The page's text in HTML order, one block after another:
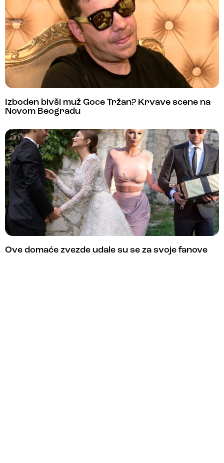
Izboden bivši muž Goce Tržan? Krvave scene na
Novom Beogradu
Ove domaće zvezde udale su se za svoje fanove